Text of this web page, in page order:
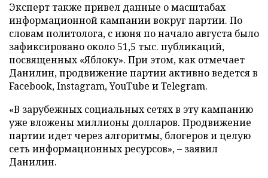
Эксперт также привел данные о масштабах
информационной кампании вокруг партии. По
словам политолога, с июня по начало августа было
зафиксировано около 51,5 тыс. публикаций,
посвященных «Яблоку». При этом, как отмечает
Данилин, продвижение партии активно ведется в
Facebook, Instagram, YouTube и Telegram.
«В зарубежных социальных сетях в эту кампанию
уже вложены миллионы долларов. Продвижение
партии идет через алгоритмы, блогеров и целую
сеть информационных ресурсов», – заявил
Данилин.